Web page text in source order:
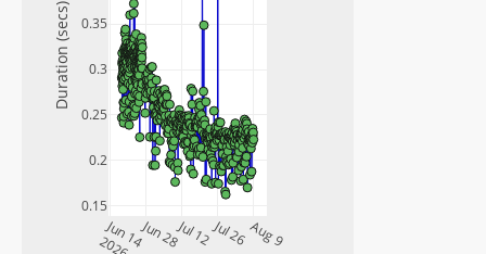
Jun 14
2026 Jun 28Jul 12Jul 26Aug 9
0.15
0.2
0.25
0.3
0.35
Duration (secs)